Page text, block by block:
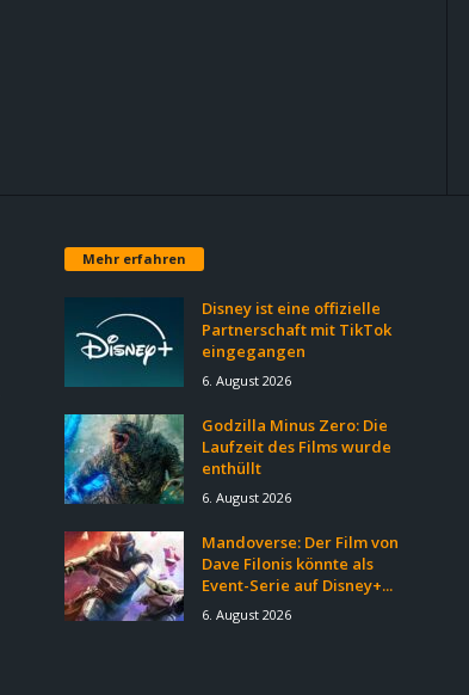
Mehr erfahren
Disney ist eine offizielle
Partnerschaft mit TikTok
eingegangen
6. August 2026
Godzilla Minus Zero: Die
Laufzeit des Films wurde
enthüllt
6. August 2026
Mandoverse: Der Film von
Dave Filonis könnte als
Event-Serie auf Disney+...
6. August 2026